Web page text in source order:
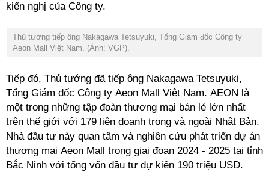
kiến nghị của Công ty.
Thủ tướng tiếp ông Nakagawa Tetsuyuki, Tổng Giám đốc Công ty
Aeon Mall Việt Nam. (Ảnh: VGP).
Tiếp đó, Thủ tướng đã tiếp ông Nakagawa Tetsuyuki,
Tổng Giám đốc Công ty Aeon Mall Việt Nam. AEON là
một trong những tập đoàn thương mại bán lẻ lớn nhất
trên thế giới với 179 liên doanh trong và ngoài Nhật Bản.
Nhà đầu tư này quan tâm và nghiên cứu phát triển dự án
thương mại Aeon Mall trong giai đoạn 2024 - 2025 tại tỉnh
Bắc Ninh với tổng vốn đầu tư dự kiến 190 triệu USD.